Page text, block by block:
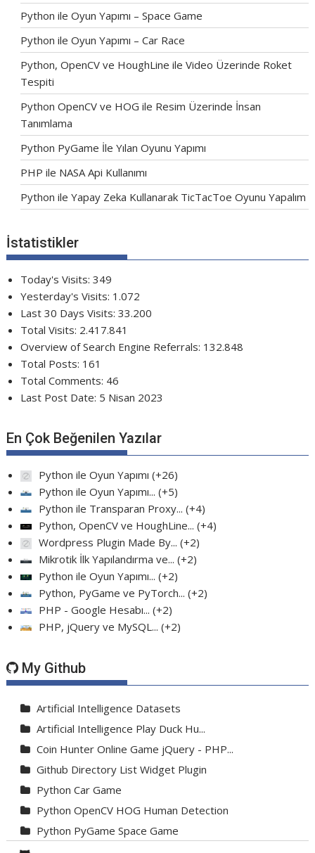
Python ile Oyun Yapımı – Space Game
Python ile Oyun Yapımı – Car Race
Python, OpenCV ve HoughLine ile Video Üzerinde Roket
Tespiti
Python OpenCV ve HOG ile Resim Üzerinde İnsan
Tanımlama
Python PyGame İle Yılan Oyunu Yapımı
PHP ile NASA Api Kullanımı
Python ile Yapay Zeka Kullanarak TicTacToe Oyunu Yapalım
İstatistikler
Today's Visits:349
Yesterday's Visits: 1.072
Last 30 Days Visits:33.200
Total Visits: 2.417.841
Overview of Search Engine Referrals: 132.848
Total Posts: 161
Total Comments: 46
Last Post Date: 5 Nisan 2023
En Çok Beğenilen Yazılar
Python ile Oyun Yapımı +26
Python ile Oyun Yapımı... +5
Python ile Transparan Proxy... +4
Python, OpenCV ve HoughLine... +4
Wordpress Plugin Made By... +2
Mikrotik İlk Yapılandırma ve... +2
Python ile Oyun Yapımı... +2
Python, PyGame ve PyTorch... +2
PHP - Google Hesabı... +2
PHP, jQuery ve MySQL... +2
My Github
Artificial Intelligence Datasets
Artificial Intelligence Play Duck Hu...
Coin Hunter Online Game jQuery - PHP...
Github Directory List Widget Plugin
Python Car Game
Python OpenCV HOG Human Detection
Python PyGame Space Game